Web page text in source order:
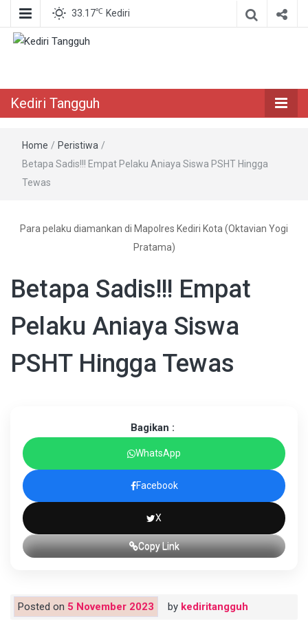
33.17℃ Kediri
Kediri Tangguh
Home / Peristiwa /
Betapa Sadis!!! Empat Pelaku Aniaya Siswa PSHT Hingga
Tewas
Para pelaku diamankan di Mapolres Kediri Kota (Oktavian Yogi
Pratama)
Betapa Sadis!!! Empat
Pelaku Aniaya Siswa
PSHT Hingga Tewas
Bagikan :
WhatsApp
Facebook
X
Copy Link
Posted on 5 November 2023 by kediritangguh